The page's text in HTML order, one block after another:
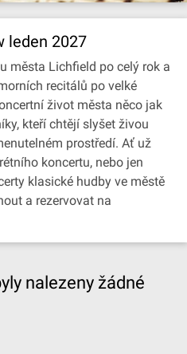
leden 2027
města Lichfield po celý rok a
recitálů po velké
život města něco jak
kteří chtějí slyšet živou
prostředí. Ať už
koncertu, nebo jen
klasické hudby ve městě
a rezervovat na
nalezeny žádné